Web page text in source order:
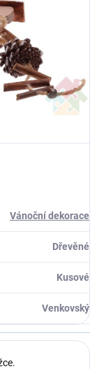
Vánoční dekorace
Dřevěné
Kusové
Venkovský